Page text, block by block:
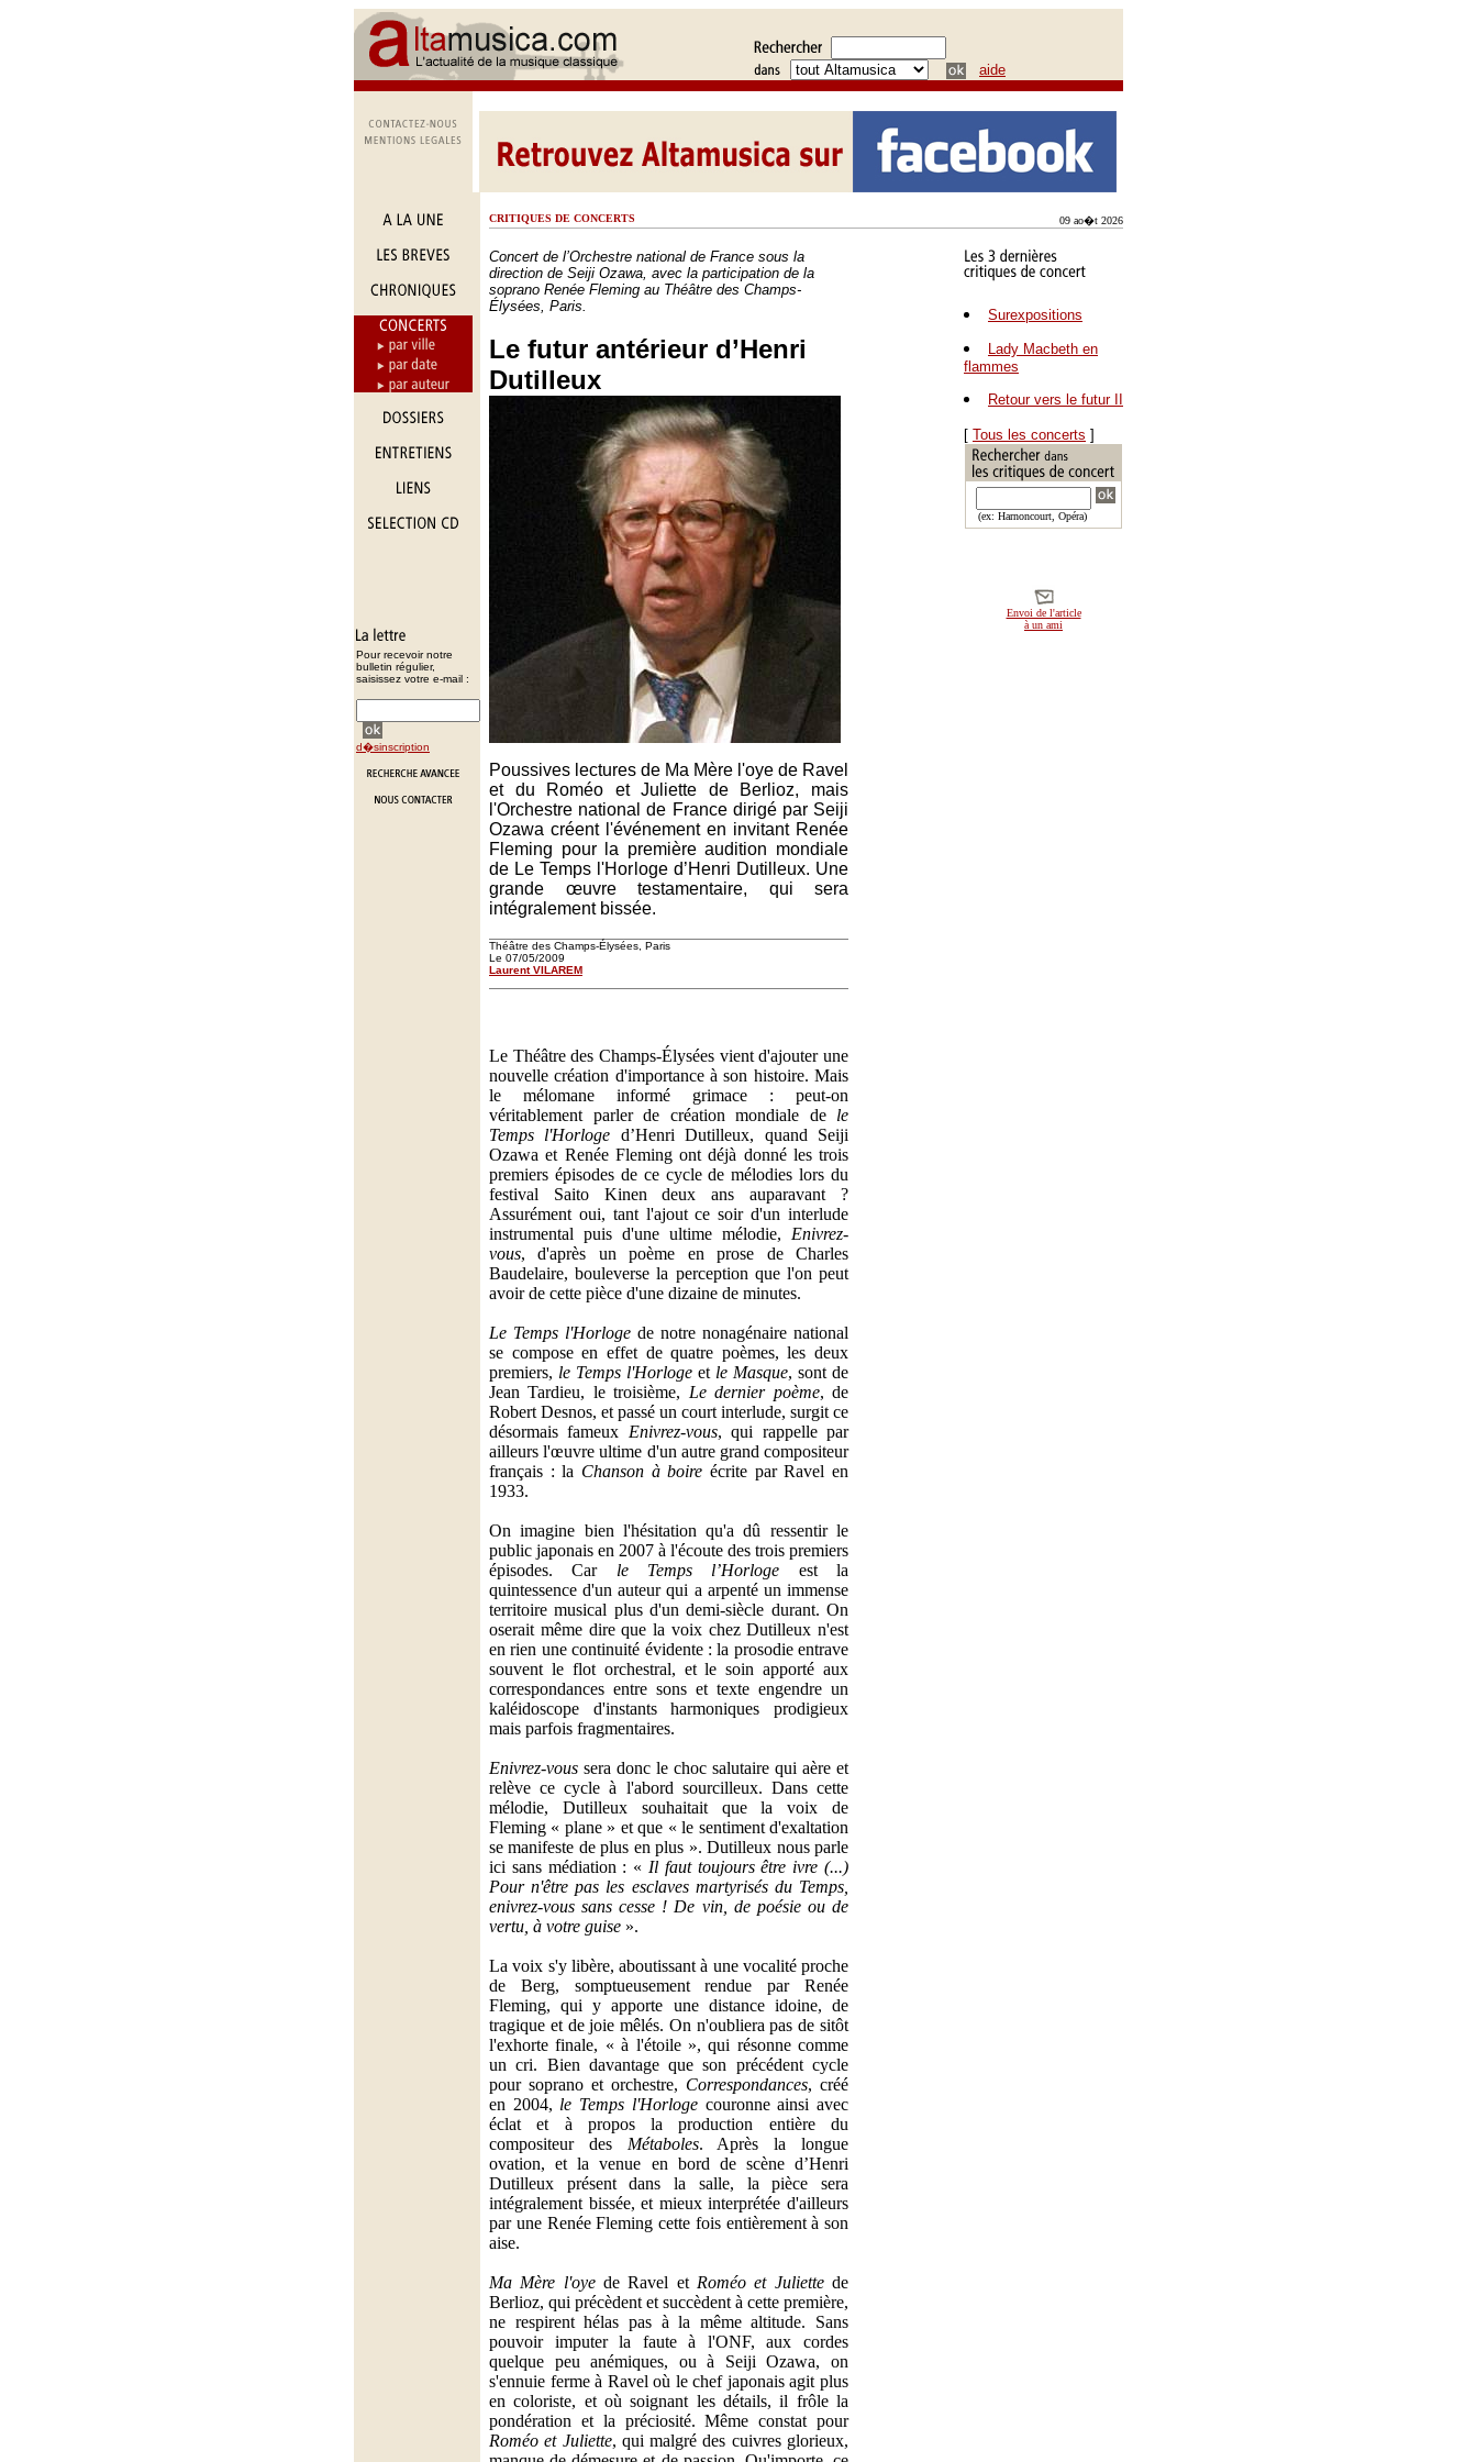
aide
Pour recevoir notre
bulletin régulier,
saisissez votre e-mail :
d�sinscription
CRITIQUES DE CONCERTS 09 ao�t 2026
Concert de l’Orchestre national de France sous la
direction de Seiji Ozawa, avec la participation de la
soprano Renée Fleming au Théâtre des Champs-
Élysées, Paris.
Le futur antérieur d’Henri
Dutilleux
Poussives lectures de Ma Mère l'oye de Ravel
et du Roméo et Juliette de Berlioz, mais
l'Orchestre national de France dirigé par Seiji
Ozawa créent l'événement en invitant Renée
Fleming pour la première audition mondiale
de Le Temps l'Horloge d’Henri Dutilleux. Une
grande œuvre testamentaire, qui sera
intégralement bissée.
Théâtre des Champs-Élysées, Paris
Le 07/05/2009
Laurent VILAREM
Surexpositions
Lady Macbeth en
flammes
Retour vers le futur II
[ Tous les concerts ]
(ex: Harnoncourt, Opéra)
Envoi de l'article
à un ami
Le Théâtre des Champs-Élysées vient d'ajouter une
nouvelle création d'importance à son histoire. Mais
le mélomane informé grimace : peut-on
véritablement parler de création mondiale de le
Temps l'Horloge d’Henri Dutilleux, quand Seiji
Ozawa et Renée Fleming ont déjà donné les trois
premiers épisodes de ce cycle de mélodies lors du
festival Saito Kinen deux ans auparavant ?
Assurément oui, tant l'ajout ce soir d'un interlude
instrumental puis d'une ultime mélodie, Enivrez-
vous, d'après un poème en prose de Charles
Baudelaire, bouleverse la perception que l'on peut
avoir de cette pièce d'une dizaine de minutes.
Le Temps l'Horloge de notre nonagénaire national
se compose en effet de quatre poèmes, les deux
premiers, le Temps l'Horloge et le Masque, sont de
Jean Tardieu, le troisième, Le dernier poème, de
Robert Desnos, et passé un court interlude, surgit ce
désormais fameux Enivrez-vous, qui rappelle par
ailleurs l'œuvre ultime d'un autre grand compositeur
français : la Chanson à boire écrite par Ravel en
1933.
On imagine bien l'hésitation qu'a dû ressentir le
public japonais en 2007 à l'écoute des trois premiers
épisodes. Car le Temps l’Horloge est la
quintessence d'un auteur qui a arpenté un immense
territoire musical plus d'un demi-siècle durant. On
oserait même dire que la voix chez Dutilleux n'est
en rien une continuité évidente : la prosodie entrave
souvent le flot orchestral, et le soin apporté aux
correspondances entre sons et texte engendre un
kaléidoscope d'instants harmoniques prodigieux
mais parfois fragmentaires.
Enivrez-vous sera donc le choc salutaire qui aère et
relève ce cycle à l'abord sourcilleux. Dans cette
mélodie, Dutilleux souhaitait que la voix de
Fleming « plane » et que « le sentiment d'exaltation
se manifeste de plus en plus ». Dutilleux nous parle
ici sans médiation : « Il faut toujours être ivre (...)
Pour n'être pas les esclaves martyrisés du Temps,
enivrez-vous sans cesse ! De vin, de poésie ou de
vertu, à votre guise ».
La voix s'y libère, aboutissant à une vocalité proche
de Berg, somptueusement rendue par Renée
Fleming, qui y apporte une distance idoine, de
tragique et de joie mêlés. On n'oubliera pas de sitôt
l'exhorte finale, « à l'étoile », qui résonne comme
un cri. Bien davantage que son précédent cycle
pour soprano et orchestre, Correspondances, créé
en 2004, le Temps l'Horlogecouronne ainsi avec
éclat et à propos la production entière du
compositeur des Métaboles. Après la longue
ovation, et la venue en bord de scène d’Henri
Dutilleux présent dans la salle, la pièce sera
intégralement bissée, et mieux interprétée d'ailleurs
par une Renée Fleming cette fois entièrement à son
aise.
Ma Mère l'oyede Ravel et Roméo et Juliettede
Berlioz, qui précèdent et succèdent à cette première,
ne respirent hélas pas à la même altitude. Sans
pouvoir imputer la faute à l'ONF, aux cordes
quelque peu anémiques, ou à Seiji Ozawa, on
s'ennuie ferme à Ravel où le chef japonais agit plus
en coloriste, et où soignant les détails, il frôle la
pondération et la préciosité. Même constat pour
Roméo et Juliette, qui malgré des cuivres glorieux,